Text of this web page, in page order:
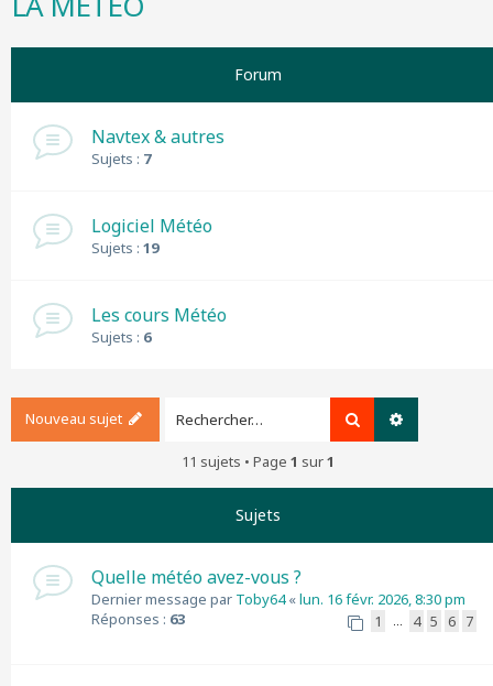
Forum
Navtex & autres
Sujets : 7
Logiciel Météo
Sujets : 19
Les cours Météo
Sujets : 6
Nouveau sujet Rechercher
11 sujets • Page 1 sur1
Sujets
Quelle météo avez-vous ?
Dernier message par Toby64«lun. 16 févr. 2026, 8:30 pm
Réponses : 63 1 … 4 5 6 7